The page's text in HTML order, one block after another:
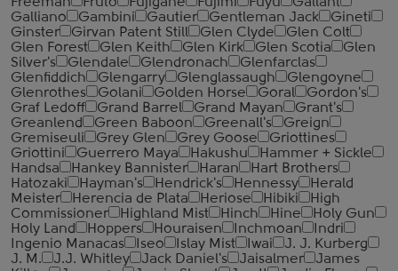
Galliano
Gambini Gautier Gentleman Jack
Gineti
Ginster
Girvan Patent Still Glen Clyde
Glen Colt
Glen Forest
Glen Keith Glen Kirk Glen Scotia
Glen
Silver's
Glendale Glendronach
Glenfarclas
Glenfiddich
Glengarry Glenglassaugh
Glengoyne
Glenrothes
Golani Golden Horse Goral
Gordon's
Graf Ledoff
Grand Barrel Grand Mayan
Grant's
Greanlend
Green Baboon Greenall's
Greign
Gremiseuli
Grey Glen Grey Goose
Griottines
Griottini
Guerrero Maya Hakushu
Hammer + Sickle
Handsa
Hankey Bannister Haran
Hart Brothers
Hatozaki
Hayman's Hendrick's Hennessy
Herald
Meister
Herencia de Plata Heriose Hibiki
High
Commissioner
Highland Mist Hinch Hine
Holy Gun
Holy Land
Hoppers Houraisen Inchmoan
Indri
Ingenio Manacas
Iseo Islay Mist Iwai
J. J. Kurberg
J. M.
J.J. Whitley Jack Daniel's Jaisalmer
James